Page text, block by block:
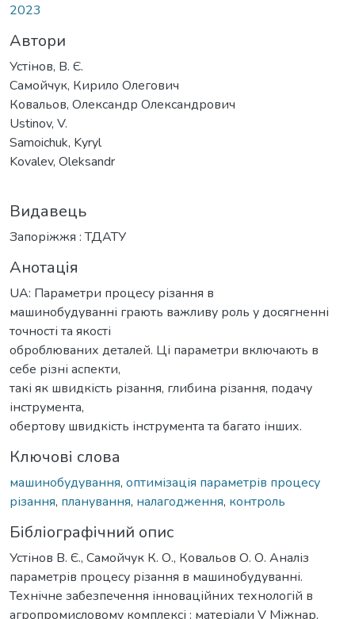
2023
Автори
Устінов, В. Є.
Самойчук, Кирило Олегович
Ковальов, Олександр Олександрович
Ustinov, V.
Samoichuk, Kyryl
Kovalev, Oleksandr
Видавець
Запоріжжя : ТДАТУ
Анотація
UA: Параметри процесу різання в
машинобудуванні грають важливу роль у досягненні
точності та якості
оброблюваних деталей. Ці параметри включають в
себе різні аспекти,
такі як швидкість різання, глибина різання, подачу
інструмента,
обертову швидкість інструмента та багато інших.
Ключові слова
машинобудування, оптимізація параметрів процесу
різання, планування, налагодження, контроль
Бібліографічний опис
Устінов В. Є., Самойчук К. О., Ковальов О. О. Аналіз
параметрів процесу різання в машинобудуванні.
Технічне забезпечення інноваційних технологій в
агропромисловому комплексі : матеріали V Міжнар.